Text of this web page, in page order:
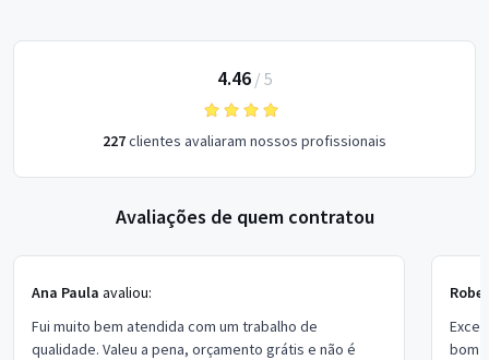
4.46/ 5
227clientes avaliaram nossos profissionais
Avaliações de quem contratou
Ana Paula avaliou:
Fui muito bem atendida com um trabalho de
qualidade. Valeu a pena, orçamento grátis e não é
bom